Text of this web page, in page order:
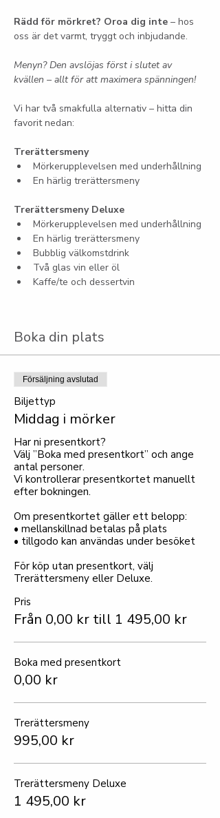
Rädd för mörkret? Oroa dig inte – hos
oss är det varmt, tryggt och inbjudande.
Menyn? Den avslöjas först i slutet av
kvällen – allt för att maximera spänningen!
Vi har två smakfulla alternativ – hitta din
favorit nedan:
Trerättersmeny
Mörkerupplevelsen med underhållning
En härlig trerättersmeny
Trerättersmeny Deluxe
Mörkerupplevelsen med underhållning
En härlig trerättersmeny
Bubblig välkomstdrink
Två glas vin eller öl
Kaffe/te och dessertvin
Boka din plats
Försäljning avslutad
Biljettyp
Middag i mörker
Har ni presentkort?
Välj ”Boka med presentkort” och ange
antal personer.
Vi kontrollerar presentkortet manuellt
efter bokningen.
Om presentkortet gäller ett belopp:
• mellanskillnad betalas på plats
• tillgodo kan användas under besöket
För köp utan presentkort, välj
Trerättersmeny eller Deluxe.
Pris
Från 0,00 kr till 1 495,00 kr
Boka med presentkort
0,00 kr
Trerättersmeny
995,00 kr
Trerättersmeny Deluxe
1 495,00 kr